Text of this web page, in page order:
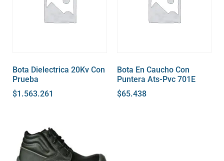
Bota Dielectrica 20Kv Con
Prueba
$1.563.261
Bota En Caucho Con
Puntera Ats-Pvc 701E
$65.438